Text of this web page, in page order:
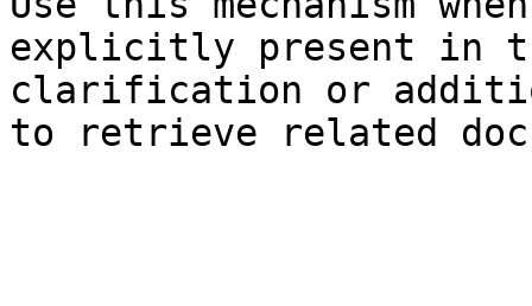
explicitly present in
clarification or